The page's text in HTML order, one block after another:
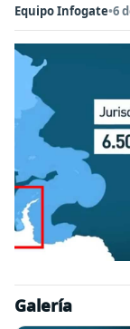
Equipo Infogate•6
Galería